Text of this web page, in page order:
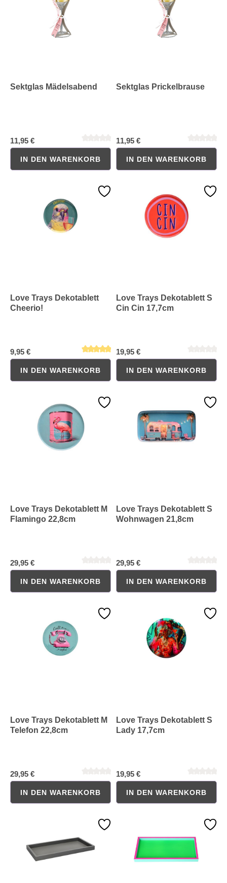
Sektglas Mädelsabend
11,95 €
Durchschnittliche Bewertung von 0 von 5 Sternen
IN DEN WARENKORB
Sektglas Prickelbrause
11,95 €
Durchschnittliche Bewertung
IN DEN WARENKORB
Love Trays Dekotablett
Cheerio!
9,95 €
Durchschnittliche Bewertung von 5 von 5 Sternen
IN DEN WARENKORB
Love Trays Dekotablett S
Cin Cin 17,7cm
19,95 €
Durchschnittliche Bewertung
IN DEN WARENKORB
Love Trays Dekotablett M
Flamingo 22,8cm
29,95 €
Durchschnittliche Bewertung von 0 von 5 Sternen
IN DEN WARENKORB
Love Trays Dekotablett S
Wohnwagen 21,8cm
29,95 €
Durchschnittliche Bewertung
IN DEN WARENKORB
Love Trays Dekotablett M
Telefon 22,8cm
29,95 €
IN DEN WARENKORB
Love Trays Dekotablett S
Lady 17,7cm
19,95 €
IN DEN WARENKORB